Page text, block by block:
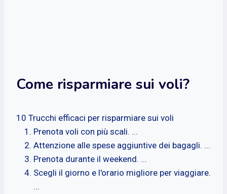
Come risparmiare sui voli?
10 Trucchi efficaci per risparmiare sui voli
Prenota voli con più scali. ...
Attenzione alle spese aggiuntive dei bagagli. ...
Prenota durante il weekend. ...
Scegli il giorno e l'orario migliore per viaggiare.
...